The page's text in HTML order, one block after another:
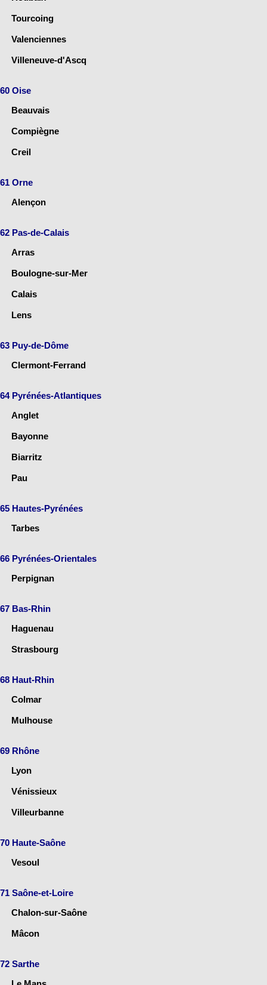
Tourcoing
Valenciennes
Villeneuve-d'Ascq
60 Oise
Beauvais
Compiègne
Creil
61 Orne
Alençon
62 Pas-de-Calais
Arras
Boulogne-sur-Mer
Calais
Lens
63 Puy-de-Dôme
Clermont-Ferrand
64 Pyrénées-Atlantiques
Anglet
Bayonne
Biarritz
Pau
65 Hautes-Pyrénées
Tarbes
66 Pyrénées-Orientales
Perpignan
67 Bas-Rhin
Haguenau
Strasbourg
68 Haut-Rhin
Colmar
Mulhouse
69 Rhône
Lyon
Vénissieux
Villeurbanne
70 Haute-Saône
Vesoul
71 Saône-et-Loire
Chalon-sur-Saône
Mâcon
72 Sarthe